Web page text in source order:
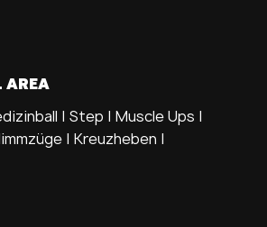
AREA
| Step | Muscle Ups |
| Kreuzheben |